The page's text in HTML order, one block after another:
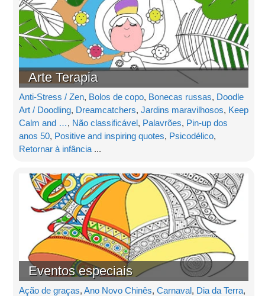
Arte Terapia
Anti-Stress / Zen, Bolos de copo, Bonecas russas, Doodle
Art / Doodling, Dreamcatchers, Jardins maravilhosos, Keep
Calm and …, Não classificável, Palavrões, Pin-up dos
anos 50, Positive and inspiring quotes, Psicodélico,
Retornar à infância ...
Eventos especiais
Ação de graças, Ano Novo Chinês, Carnaval, Dia da Terra,